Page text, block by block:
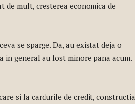
de mult, cresterea economica de
se sparge. Da, au existat deja o
in general au fost minore pana acum.
si la cardurile de credit, constructia